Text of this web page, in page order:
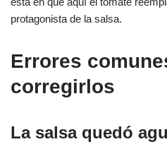
protagonista de la salsa.
Errores
corregirlos
La salsa quedó